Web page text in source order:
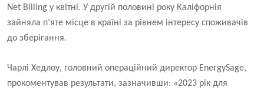
Net Billing у квітні. У другій половині року Каліфорнія
зайняла п’яте місце в країні за рівнем інтересу споживачів
до зберігання.
Чарлі Хедлоу, головний операційний директор EnergySage,
прокоментував результати, зазначивши: «2023 рік для